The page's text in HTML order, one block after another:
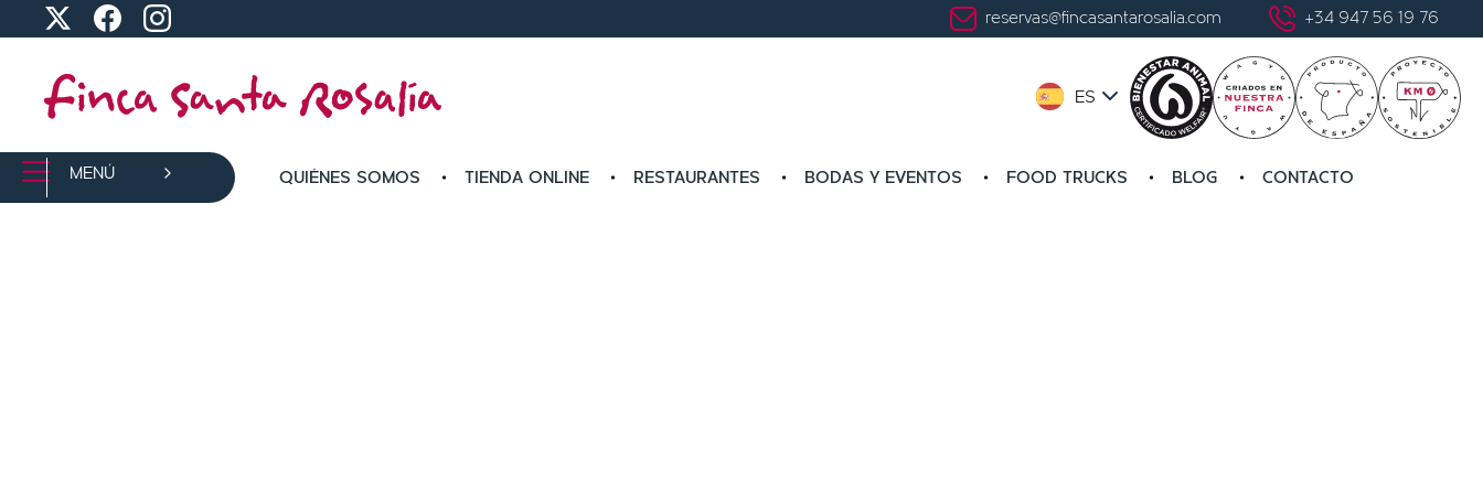
reservas@fincasantarosalia.com +34 947 56 19 76
ES
MENÚ QUIÉNES SOMOS TIENDA ONLINE RESTAURANTES BODAS Y EVENTOS FOOD TRUCKS BLOG CONTACTO